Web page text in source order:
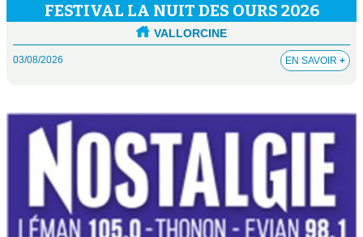
FESTIVAL LA NUIT DES OURS 2026
VALLORCINE
03/08/2026 EN SAVOIR +